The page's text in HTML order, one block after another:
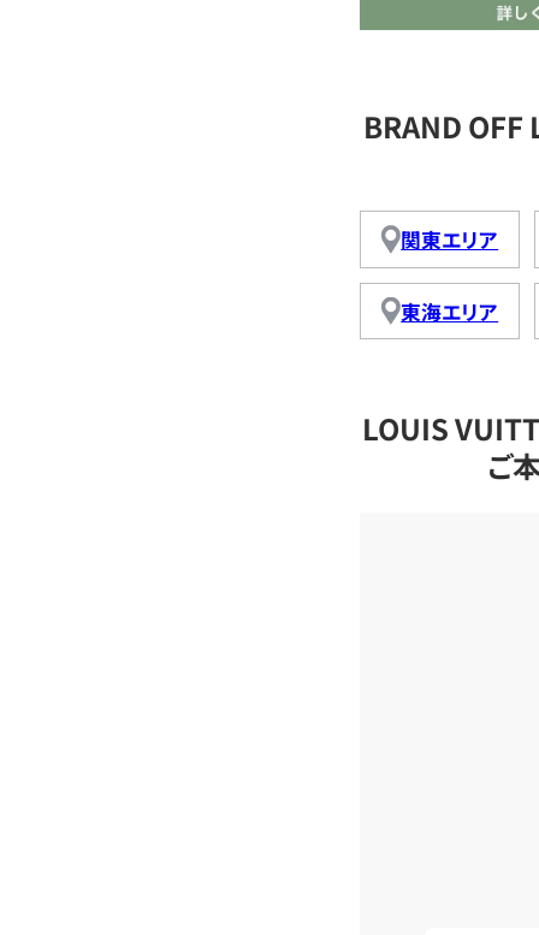
BRAND
関東エリア
東海エリア
LOUIS
ご